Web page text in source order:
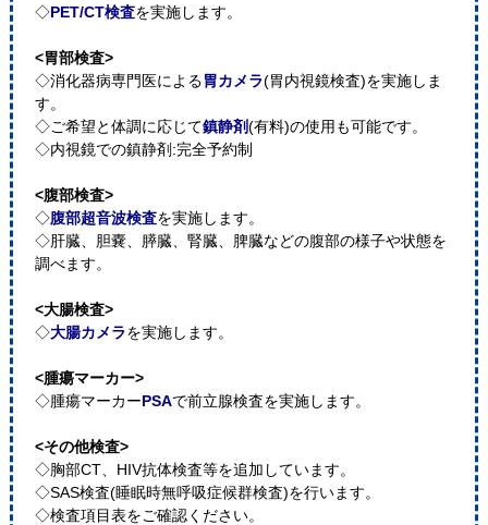
◇PET/CT検査を実施します。
<胃部検査>
◇消化器病専門医による胃カメラ(胃内視鏡検査)を実施しま
す。
◇ご希望と体調に応じて鎮静剤(有料)の使用も可能です。
◇内視鏡での鎮静剤:完全予約制
<腹部検査>
◇腹部超音波検査を実施します。
◇肝臓、胆嚢、膵臓、腎臓、脾臓などの腹部の様子や状態を
調べます。
<大腸検査>
◇大腸カメラを実施します。
<腫瘍マーカー>
◇腫瘍マーカーPSAで前立腺検査を実施します。
<その他検査>
◇胸部CT、HIV抗体検査等を追加しています。
◇SAS検査(睡眠時無呼吸症候群検査)を行います。
◇検査項目表をご確認ください。